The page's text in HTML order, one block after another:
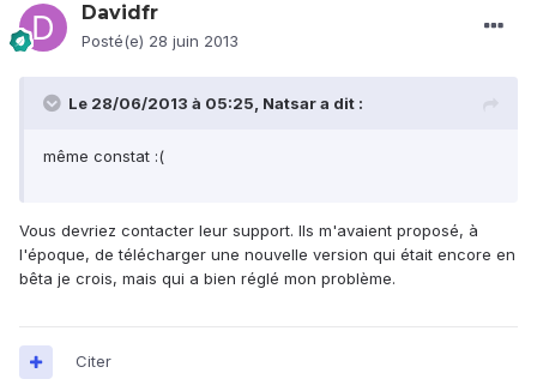
Davidfr
Posté(e) 28 juin 2013
Le 28/06/2013 à 05:25, Natsar a dit :
même constat :(
Vous devriez contacter leur support. Ils m'avaient proposé, à
l'époque, de télécharger une nouvelle version qui était encore en
bêta je crois, mais qui a bien réglé mon problème.
Citer